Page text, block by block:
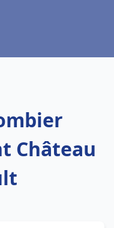
Château